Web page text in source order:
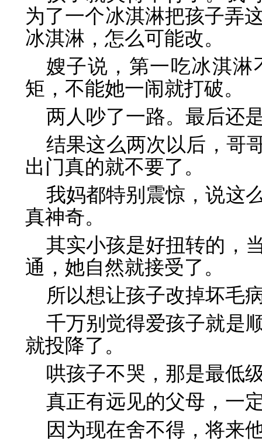
为了一个冰淇淋把孩子弄
冰淇淋，怎么可能改。
嫂子说，第一吃冰淇
矩，不能她一闹就打破。
两人吵了一路。最后还
结果这么两次以后，哥
出门真的就不要了。
我妈都特别震惊，说这
真神奇。
其实小孩是好扭转的，
通，她自然就接受了。
所以想让孩子改掉坏毛
千万别觉得爱孩子就是
就投降了。
哄孩子不哭，那是最低
真正有远见的父母，一
因为现在舍不得，将来